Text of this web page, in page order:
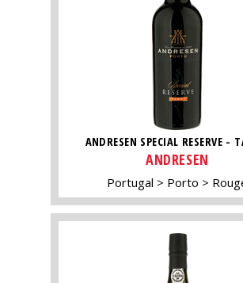
ANDRESEN SPECIAL RESERVE -
ANDRESEN
Portugal Porto